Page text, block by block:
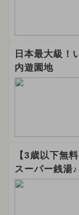
日本最大級！
内遊園地
【3歳以下無
スーパー銭湯♪